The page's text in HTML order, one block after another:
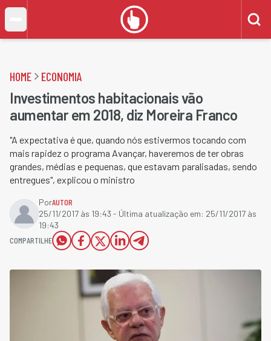
HOME ECONOMIA
Investimentos habitacionais vão
aumentar em 2018, diz Moreira Franco
"A expectativa é que, quando nós estivermos tocando com
mais rapidez o programa Avançar, haveremos de ter obras
grandes, médias e pequenas, que estavam paralisadas, sendo
entregues", explicou o ministro
PorAUTOR
25/11/2017 às 19:43 - Última atualização em: 25/11/2017 às
19:43
COMPARTILHE